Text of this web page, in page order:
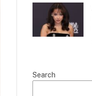
Search